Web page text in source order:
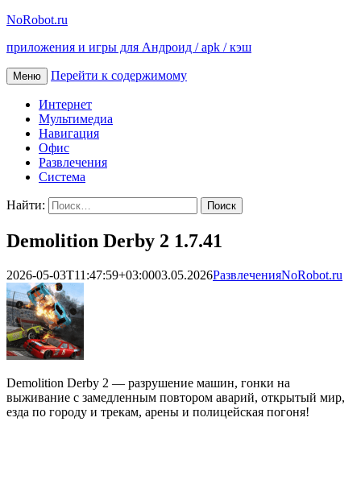
NoRobot.ru
приложения и игры для Андроид / apk / кэш
Меню Перейти к содержимому
Интернет
Мультимедиа
Навигация
Офис
Развлечения
Система
Найти:
Demolition Derby 2 1.7.41
2026-05-03T11:47:59+03:0003.05.2026РазвлеченияNoRobot.ru
Demolition Derby 2 — разрушение машин, гонки на
выживание с замедленным повтором аварий, открытый мир,
езда по городу и трекам, арены и полицейская погоня!